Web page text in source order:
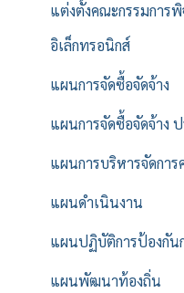
แต่งตั้งคณะกรรมการ
อิเล็กทรอนิกส์
แผนการจัดซื้อจัดจ้าง
แผนการจัดซื้อจัดจ้าง
แผนการบริหารจัดการ
แผนดำเนินงาน
แผนปฏิบัติการป้องกัน
แผนพัฒนาท้องถิ่น